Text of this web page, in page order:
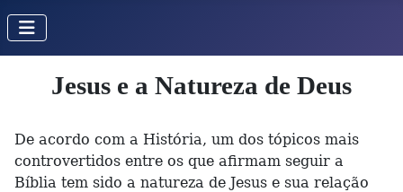
Jesus e a Natureza de Deus
De acordo com a História, um dos tópicos mais
controvertidos entre os que afirmam seguir a
Bíblia tem sido a natureza de Jesus e sua relação